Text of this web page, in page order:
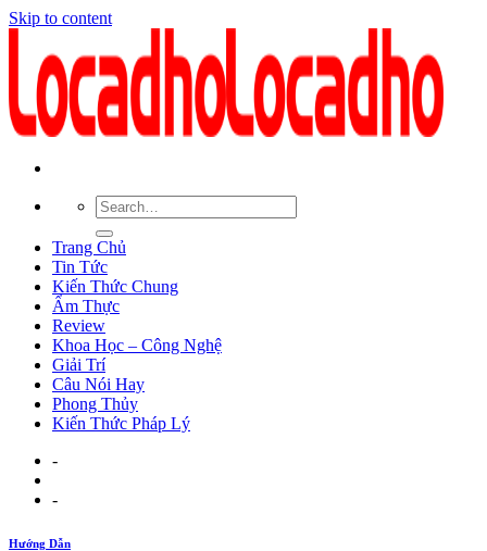
Skip to content
Trang Chủ
Tin Tức
Kiến Thức Chung
Ẩm Thực
Review
Khoa Học – Công Nghệ
Giải Trí
Câu Nói Hay
Phong Thủy
Kiến Thức Pháp Lý
-
-
Hướng Dẫn